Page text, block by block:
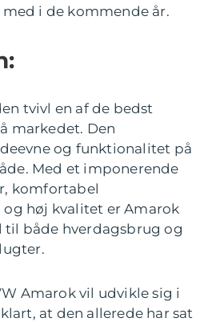
i de kommende år.
tvivl en af de bedst
markedet. Den
og funktionalitet på
Med et imponerende
komfortabel
høj kvalitet er Amarok
til både hverdagsbrug og
Amarok vil udvikle sig i
at den allerede har sat